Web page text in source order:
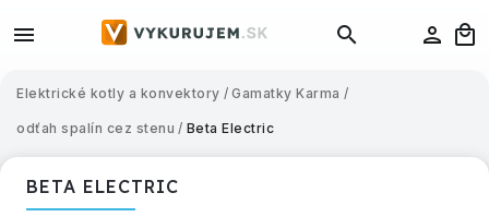
Elektrické kotly a konvektory / Gamatky Karma /
odťah spalín cez stenu / Beta Electric
BETA ELECTRIC